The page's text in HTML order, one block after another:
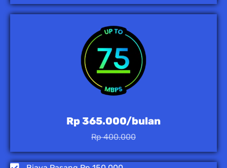
Rp 365.000/bulan
Rp 400.000